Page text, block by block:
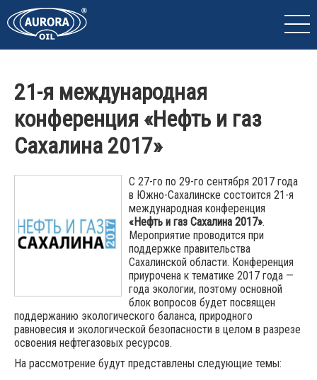
21-я международная
конференция «Нефть и газ
Сахалина 2017»
С 27-го по 29-го сентября 2017 года
в Южно-Сахалинске состоится 21-я
международная конференция
«Нефть и газ Сахалина 2017».
Мероприятие проводится при
поддержке правительства
Сахалинской области. Конференция
приурочена к тематике 2017 года —
года экологии, поэтому основной
блок вопросов будет посвящен
поддержанию экологического баланса, природного
равновесия и экологической безопасности в целом в разрезе
освоения нефтегазовых ресурсов.
На рассмотрение будут представлены следующие темы: